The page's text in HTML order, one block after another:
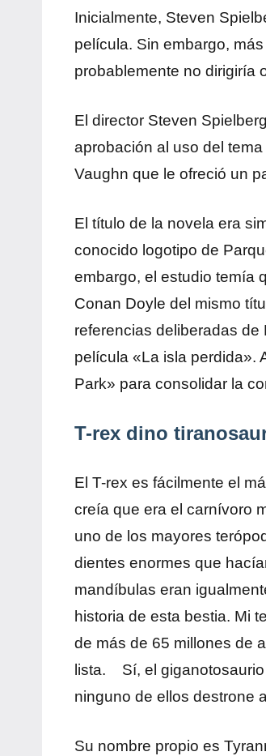
Inicialmente, Steven
película. Sin embargo,
probablemente no dirigiría
El director Steven
aprobación al uso del
Vaughn que le ofreció un
El título de la novela era
conocido logotipo de
embargo, el estudio temía
Conan Doyle del mismo
referencias deliberadas
película «La isla perdida».
Park» para consolidar la
T-rex dino
El T-rex es fácilmente el
creía que era el carnívoro
uno de los mayores
dientes enormes que
mandíbulas eran
historia de esta bestia. Mi
de más de 65 millones de
lista. Sí, el
ninguno de ellos destrone
Su nombre propio es